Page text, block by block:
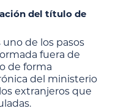
del título de
de los pasos
fuera de
de forma
del ministerio
extranjeros que